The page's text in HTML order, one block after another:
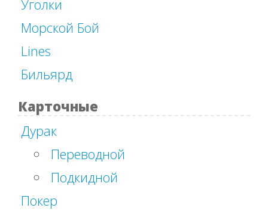
Уголки
Морской Бой
Lines
Бильярд
Карточные
Дурак
Переводной
Подкидной
Покер